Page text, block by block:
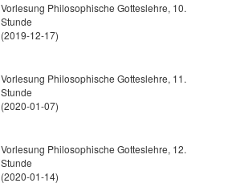
Vorlesung Philosophische Gotteslehre, 10.
Stunde
(2019-12-17)
Vorlesung Philosophische Gotteslehre, 11.
Stunde
(2020-01-07)
Vorlesung Philosophische Gotteslehre, 12.
Stunde
(2020-01-14)